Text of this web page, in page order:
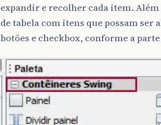
expandir e recolher cada item.
de tabela com itens que possam ser
botões e checkbox, conforme a